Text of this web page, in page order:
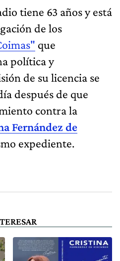
tiene 63 años y está
de los
que
política y
de su licencia se
después de que
contra la
Fernández de
expediente.